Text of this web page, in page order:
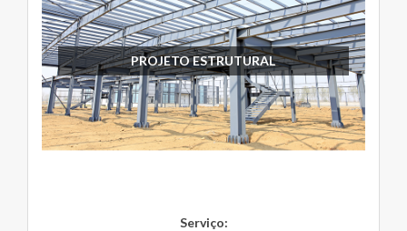
PROJETO ESTRUTURAL
Serviço: